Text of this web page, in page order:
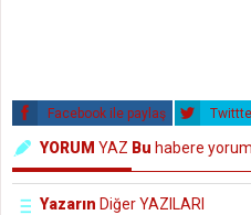
Facebook ile paylaş
YORUM YAZ Bu habere
Yazarın Diğer YAZILARI